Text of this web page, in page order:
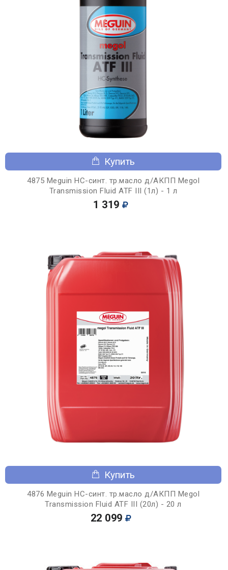
Купить
4875 Meguin НС-синт. тр.масло д/АКПП Megol
Transmission Fluid ATF III (1л) - 1 л
1 319
Купить
4876 Meguin НС-синт. тр.масло д/АКПП Megol
Transmission Fluid ATF III (20л) - 20 л
22 099